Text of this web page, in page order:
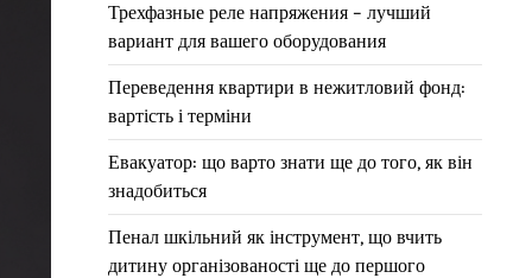
Трехфазные реле напряжения – лучший
вариант для вашего оборудования
Переведення квартири в нежитловий фонд:
вартість і терміни
Евакуатор: що варто знати ще до того, як він
знадобиться
Пенал шкільний як інструмент, що вчить
дитину організованості ще до першого